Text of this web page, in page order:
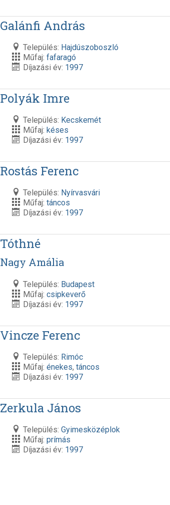
Galánfi András
Település: Hajdúszoboszló
Műfaj:fafaragó
Díjazási év: 1997
Polyák Imre
Település: Kecskemét
Műfaj:késes
Díjazási év: 1997
Rostás Ferenc
Település: Nyírvasvári
Műfaj:táncos
Díjazási év: 1997
Tóthné
Nagy Amália
Település: Budapest
Műfaj:csipkeverő
Díjazási év: 1997
Vincze Ferenc
Település: Rimóc
Műfaj:énekes,táncos
Díjazási év: 1997
Zerkula János
Település:Gyimesközéplok
Műfaj:prímás
Díjazási év: 1997